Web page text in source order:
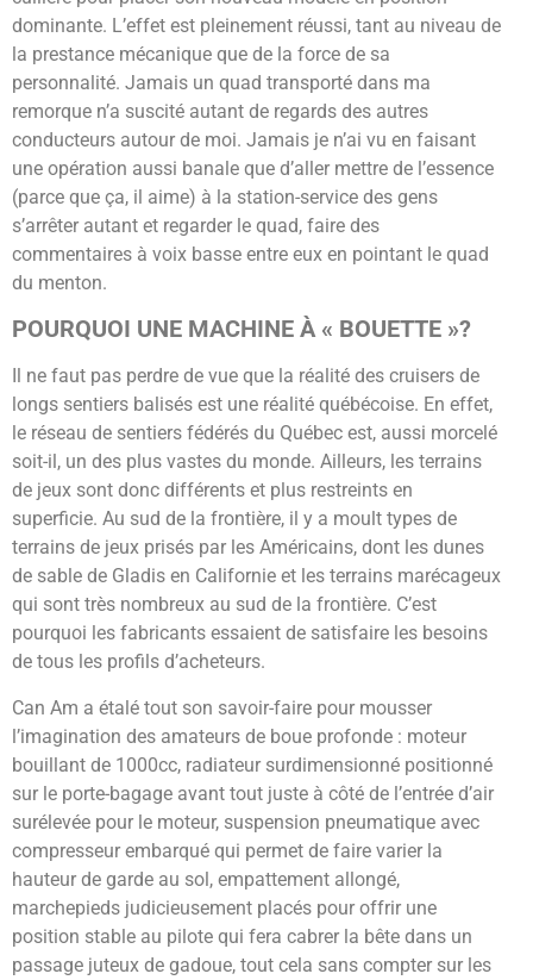
dominante. L’effet est pleinement réussi, tant au niveau de
la prestance mécanique que de la force de sa
personnalité. Jamais un quad transporté dans ma
remorque n’a suscité autant de regards des autres
conducteurs autour de moi. Jamais je n’ai vu en faisant
une opération aussi banale que d’aller mettre de l’essence
(parce que ça, il aime) à la station-service des gens
s’arrêter autant et regarder le quad, faire des
commentaires à voix basse entre eux en pointant le quad
du menton.
POURQUOI UNE MACHINE À « BOUETTE »?
Il ne faut pas perdre de vue que la réalité des cruisers de
longs sentiers balisés est une réalité québécoise. En effet,
le réseau de sentiers fédérés du Québec est, aussi morcelé
soit-il, un des plus vastes du monde. Ailleurs, les terrains
de jeux sont donc différents et plus restreints en
superficie. Au sud de la frontière, il y a moult types de
terrains de jeux prisés par les Américains, dont les dunes
de sable de Gladis en Californie et les terrains marécageux
qui sont très nombreux au sud de la frontière. C’est
pourquoi les fabricants essaient de satisfaire les besoins
de tous les profils d’acheteurs.
Can Am a étalé tout son savoir-faire pour mousser
l’imagination des amateurs de boue profonde : moteur
bouillant de 1000cc, radiateur surdimensionné positionné
sur le porte-bagage avant tout juste à côté de l’entrée d’air
surélevée pour le moteur, suspension pneumatique avec
compresseur embarqué qui permet de faire varier la
hauteur de garde au sol, empattement allongé,
marchepieds judicieusement placés pour offrir une
position stable au pilote qui fera cabrer la bête dans un
passage juteux de gadoue, tout cela sans compter sur les